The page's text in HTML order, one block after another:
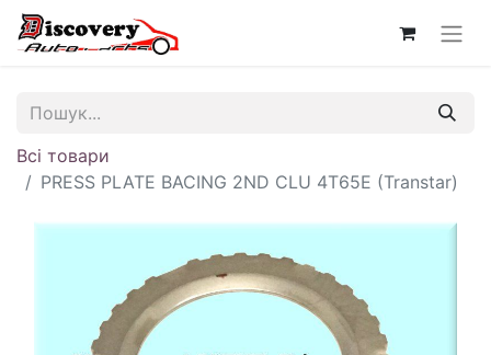
Всі товари
PRESS PLATE BACING 2ND CLU 4T65E (Transtar)